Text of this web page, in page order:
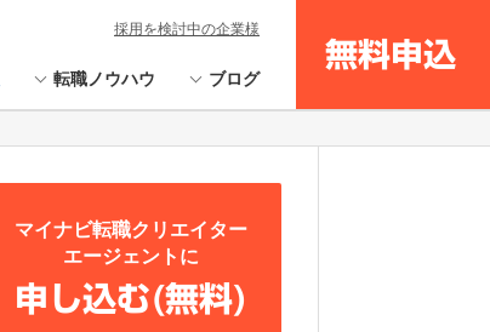
転職ノウハウ ブログ
無料申込
採用を検討中の企業様
マイナビ転職クリエイター
エージェントに
申し込む(無料)